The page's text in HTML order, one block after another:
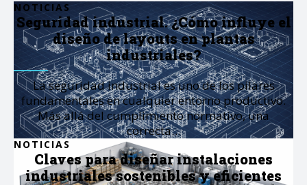
NOTICIAS
Seguridad industrial. ¿Cómo influye el
diseño de layouts en plantas
industriales?
La seguridad industrial es uno de los pilares
fundamentales en cualquier entorno productivo.
Más allá del cumplimiento normativo, una
correcta…
NOTICIAS
Claves para diseñar instalaciones
industriales sostenibles y eficientes